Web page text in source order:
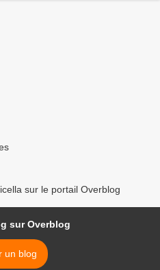
sur le portail Overblog
sur Overblog
un blog